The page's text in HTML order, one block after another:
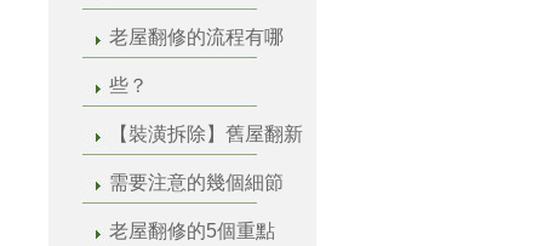
老屋翻修的流程有哪
些？
【裝潢拆除】舊屋翻新
需要注意的幾個細節
老屋翻修的5個重點